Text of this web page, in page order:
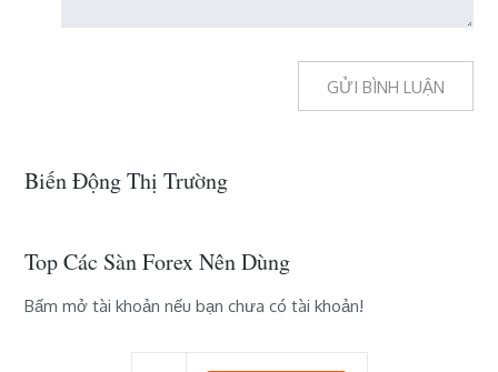
Biến Động Thị Trường
Top Các Sàn Forex Nên Dùng
Bấm mở tài khoản nếu bạn chưa có tài khoản!